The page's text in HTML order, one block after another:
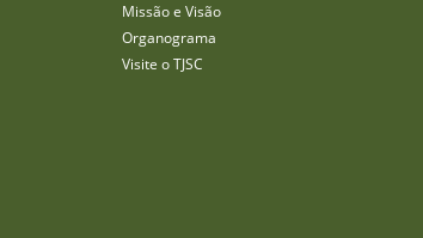
Missão e Visão
Organograma
Visite o TJSC